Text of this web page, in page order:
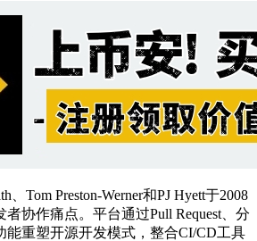
、Tom Preston-Werner和PJ Hyett于2008
协作痛点。平台通过Pull Request、分
能重塑开源开发模式，整合CI/CD工具